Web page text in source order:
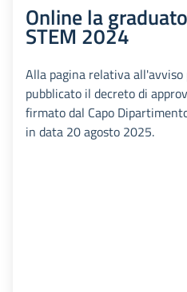
Online la
STEM 2024
Alla pagina relativa
pubblicato il decreto di
firmato dal Capo
in data 20 agosto 2025.